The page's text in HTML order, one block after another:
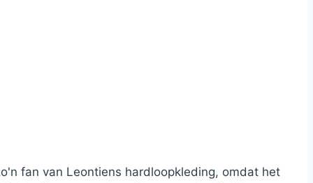
fan van Leontiens hardloopkleding, omdat het